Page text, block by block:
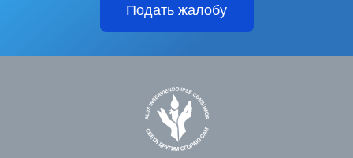
Подать жалобу